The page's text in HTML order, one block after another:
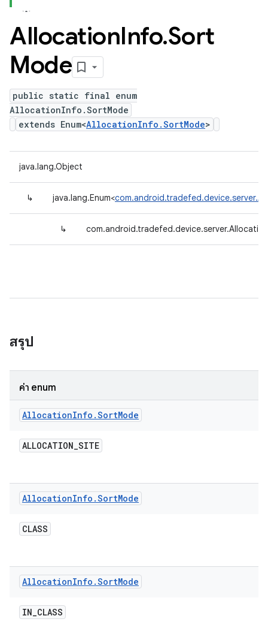
AllocationInfo.Sort
Mode
public static final enum
AllocationInfo.SortMode
extends Enum<AllocationInfo.SortMode>
java.lang.Object
↳ java.lang.Enum<
↳
สรุป
ค่า enum
AllocationInfo .SortMode
ALLOCATION_SITE
AllocationInfo .SortMode
CLASS
AllocationInfo .SortMode
IN_CLASS